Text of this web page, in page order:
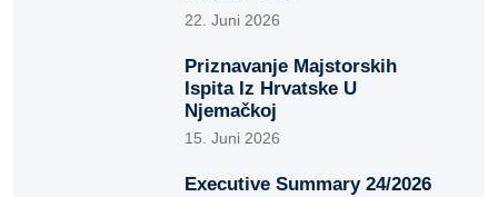
22. Juni 2026
Priznavanje Majstorskih
Ispita Iz Hrvatske U
Njemačkoj
15. Juni 2026
Executive Summary 24/2026